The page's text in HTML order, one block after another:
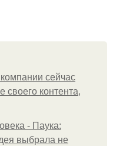
сейчас
своего контента,
- Паука:
выбрала не